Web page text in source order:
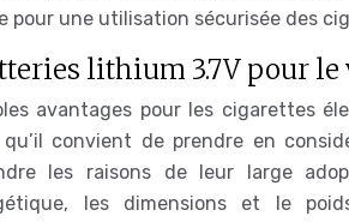
pour une utilisation sécurisée des
lithium 3.7V pour le
avantages pour les cigarettes
convient de prendre en
les raisons de leur large
les dimensions et le